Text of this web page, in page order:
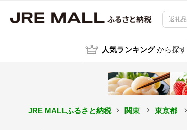
人気ランキング から探す
JRE MALLふるさと納税 関東 東京都